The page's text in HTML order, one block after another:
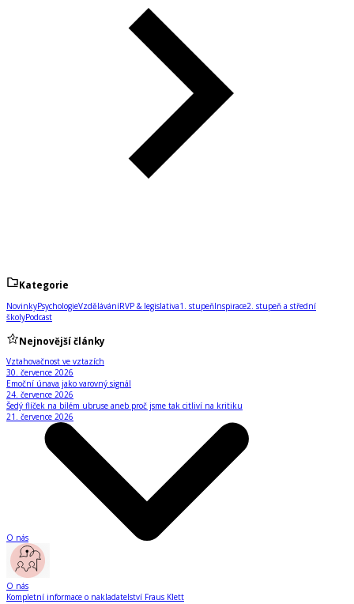
Kategorie
NovinkyPsychologieVzděláváníRVP & legislativa1. stupeňInspirace2. stupeň a střední
školyPodcast
Nejnovější články
Vztahovačnost ve vztazích
30. července 2026
Emoční únava jako varovný signál
24. července 2026
Šedý flíček na bílém ubruse aneb proč jsme tak citliví na kritiku
21. července 2026
O nás
O nás
Kompletní informace o nakladatelství Fraus Klett